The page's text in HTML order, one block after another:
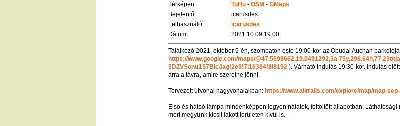
Térképen:
TuHu - OSM - GMaps
Bejelentő:
icarusdes
Felhasználó:
icarusdes
Dátum:
2021.10.09 19:00
Találkozó 2021. október 9-én, szombaton este 19:00-kor az Óbudai Auchan
https://www.google.com/maps/@47.5599662,19.0491292,3a,75y,296.64h,77.23t/
5DZVSonu157BlcJag!2e0!7i16384!8i8192 ). Várható indulás 19:30-kor. Indulás
arra a távra, amire szeretne jönni.
Tervezett útvonal nagyvonalakban: https://www.alltrails.com/explore/map/map-
Első és hátsó lámpa mindenképpen legyen nálatok, feltöltött állapotban. Láthatósági
mert megyünk kicsit lakott területen kívül is.